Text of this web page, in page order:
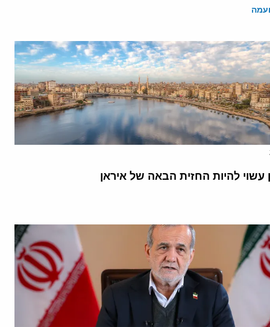
עשוי להיות החזית הבאה של איראן